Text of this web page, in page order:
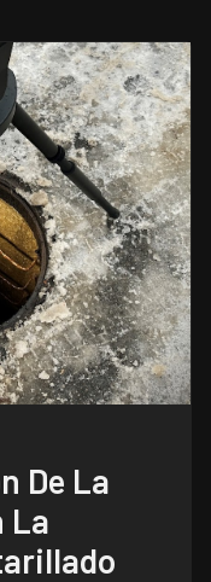
De La
La